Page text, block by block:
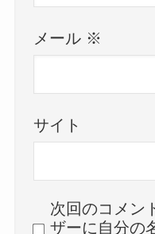
メール ※
サイト
次回のコメン
ザーに自分の